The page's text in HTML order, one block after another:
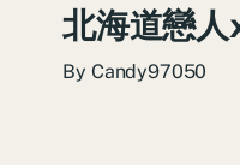
北海道戀人
By Candy97050